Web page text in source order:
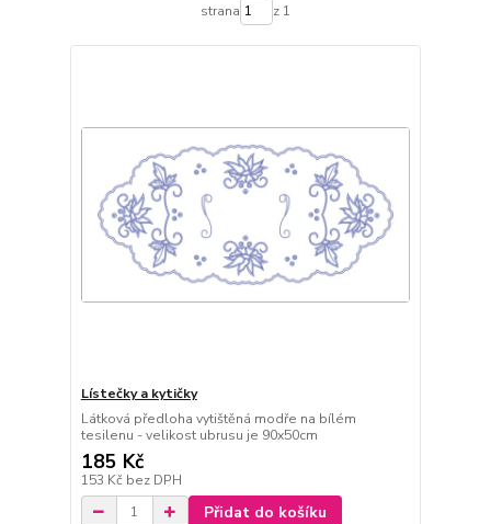
strana z 1
Lístečky a kytičky
Látková předloha vytištěná modře na bílém
tesilenu - velikost ubrusu je 90x50cm
185 Kč
153 Kč bez DPH
Přidat do košíku